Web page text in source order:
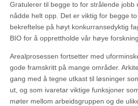
Gratulerer til begge to for strålende jobb
nådde helt opp. Det er viktig for begge
bekreftelse på høyt konkurransedyktig
BIO for å opprettholde vår høye
Arealprosessen fortsetter med
gode framskritt på mange områder.
gang med å tegne utkast til løsninger
ut, og som ivaretar viktige funksjoner
møter mellom arbeidsgruppen og de